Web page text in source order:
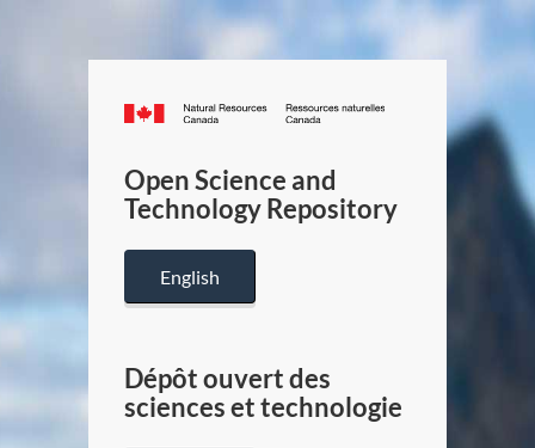
Canada.ca
/
Canada
Open Science and
Technology Repository
English
Dépôt ouvert des
sciences et technologie